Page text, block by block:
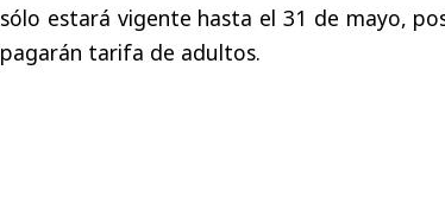
sólo estará vigente hasta el 31 de mayo,
pagarán tarifa de adultos.